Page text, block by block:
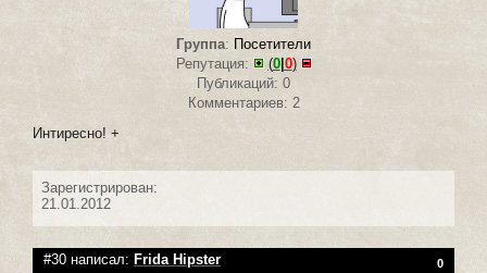
Группа: Посетители
Репутация:
(0|0)
Публикаций: 0
Комментариев: 2
Интиресно! +
Зарегистрирован:
21.01.2012
#30 написал: Frida Hipster 0